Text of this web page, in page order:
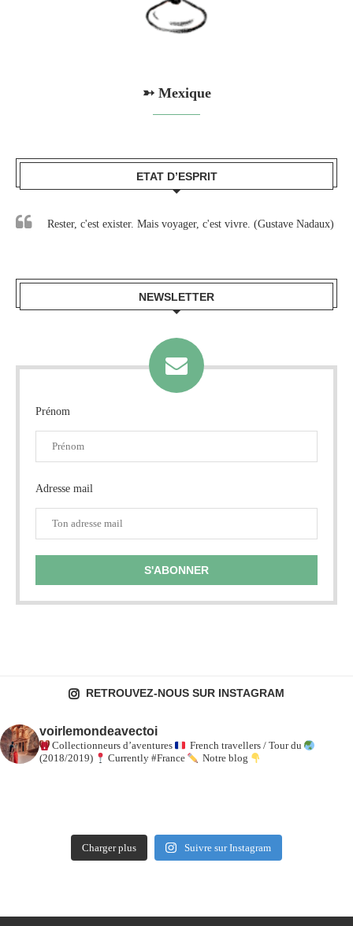
➳ Mexique
ETAT D’ESPRIT
Rester, c'est exister. Mais voyager, c'est vivre. (Gustave Nadaux)
NEWSLETTER
Prénom
Adresse mail
RETROUVEZ-NOUS SUR INSTAGRAM
voirlemondeavectoi
Collectionneurs d’aventures
French travellers / Tour du
(2018/2019)
Currently #France Notre blog
Charger plus Suivre sur Instagram